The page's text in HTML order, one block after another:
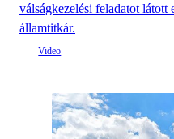
válságkezelési feladatot
államtitkár.